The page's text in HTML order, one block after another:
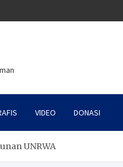
VIDEO DONASI
UNRWA